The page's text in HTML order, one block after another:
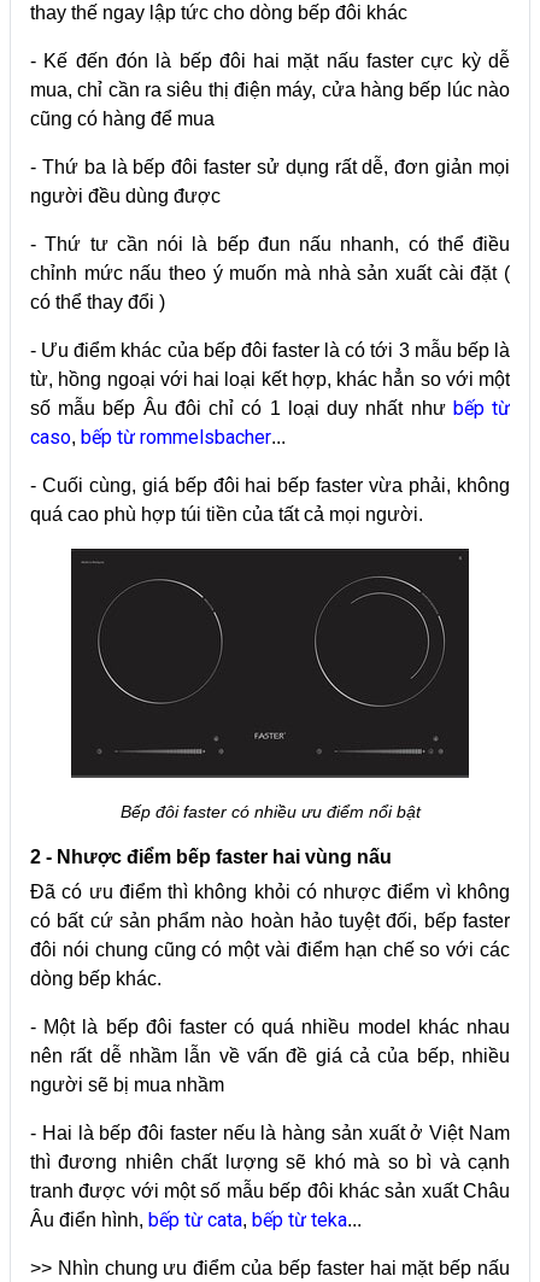
thay thế ngay lập tức cho dòng bếp đôi khác
- Kế đến đón là bếp đôi hai mặt nấu faster cực kỳ dễ
mua, chỉ cần ra siêu thị điện máy, cửa hàng bếp lúc nào
cũng có hàng để mua
- Thứ ba là bếp đôi faster sử dụng rất dễ, đơn giản mọi
người đều dùng được
- Thứ tư cần nói là bếp đun nấu nhanh, có thể điều
chỉnh mức nấu theo ý muốn mà nhà sản xuất cài đặt (
có thể thay đổi )
- Ưu điểm khác của bếp đôi faster là có tới 3 mẫu bếp là
từ, hồng ngoại với hai loại kết hợp, khác hẳn so với một
số mẫu bếp Âu đôi chỉ có 1 loại duy nhất như bếp từ
caso, bếp từ rommelsbacher...
- Cuối cùng, giá bếp đôi hai bếp faster vừa phải, không
quá cao phù hợp túi tiền của tất cả mọi người.
Bếp đôi faster có nhiều ưu điểm nổi bật
2 - Nhược điểm bếp faster hai vùng nấu
Đã có ưu điểm thì không khỏi có nhược điểm vì không
có bất cứ sản phẩm nào hoàn hảo tuyệt đối, bếp faster
đôi nói chung cũng có một vài điểm hạn chế so với các
dòng bếp khác.
- Một là bếp đôi faster có quá nhiều model khác nhau
nên rất dễ nhầm lẫn về vấn đề giá cả của bếp, nhiều
người sẽ bị mua nhầm
- Hai là bếp đôi faster nếu là hàng sản xuất ở Việt Nam
thì đương nhiên chất lượng sẽ khó mà so bì và cạnh
tranh được với một số mẫu bếp đôi khác sản xuất Châu
Âu điển hình, bếp từ cata, bếp từ teka...
>> Nhìn chung ưu điểm của bếp faster hai mặt bếp nấu